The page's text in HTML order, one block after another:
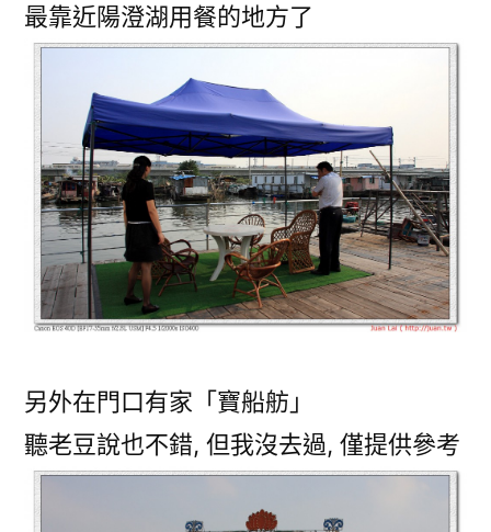
最靠近陽澄湖用餐的地方了
另外在門口有家「寶船舫」
聽老豆說也不錯, 但我沒去過, 僅提供參考